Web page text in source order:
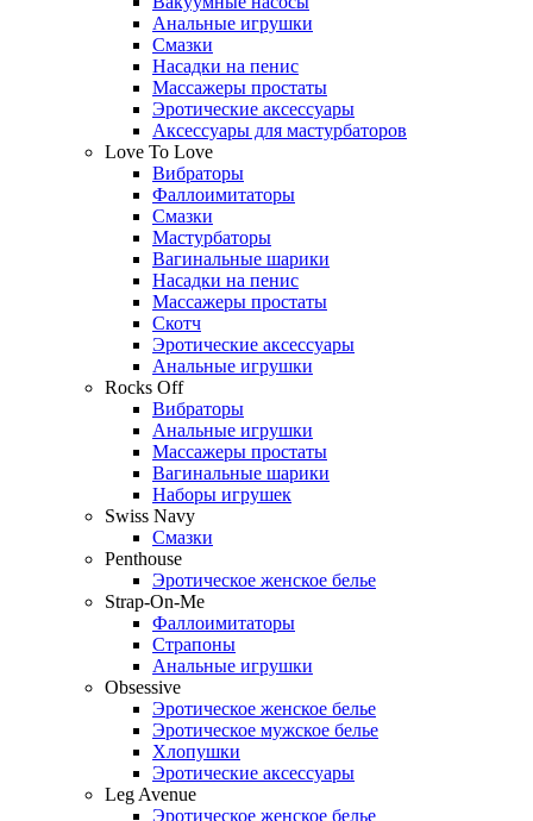
Анальные игрушки
Смазки
Насадки на пенис
Массажеры простаты
Эротические аксессуары
Аксессуары для мастурбаторов
Love To Love
Вибраторы
Фаллоимитаторы
Смазки
Мастурбаторы
Вагинальные шарики
Насадки на пенис
Массажеры простаты
Скотч
Эротические аксессуары
Анальные игрушки
Rocks Off
Вибраторы
Анальные игрушки
Массажеры простаты
Вагинальные шарики
Наборы игрушек
Swiss Navy
Смазки
Penthouse
Эротическое женское белье
Strap-On-Me
Фаллоимитаторы
Страпоны
Анальные игрушки
Obsessive
Эротическое женское белье
Эротическое мужское белье
Хлопушки
Эротические аксессуары
Leg Avenue
Эротическое женское белье